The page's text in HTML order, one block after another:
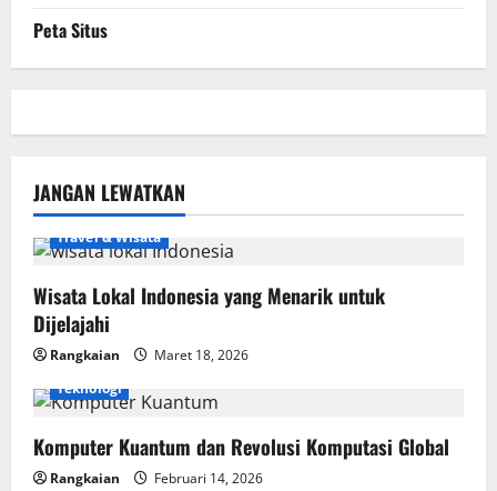
Peta Situs
JANGAN LEWATKAN
Travel & Wisata
Wisata Lokal Indonesia yang Menarik untuk
Dijelajahi
Rangkaian
Maret 18, 2026
Teknologi
Komputer Kuantum dan Revolusi Komputasi Global
Rangkaian Februari 14, 2026